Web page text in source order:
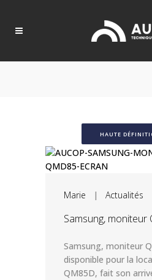
HAUTE
Marie | Actualités
Samsung, moniteur
Samsung, moniteur
disponible pour la
QM85D, fait son